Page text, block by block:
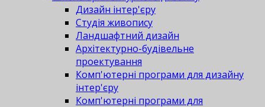
Дизайн інтер'єру
Студія живопису
Ландшафтний дизайн
Архітектурно-будівельне
проектування
Комп'ютерні програми для дизайну
інтер'єру
Комп'ютерні програми для